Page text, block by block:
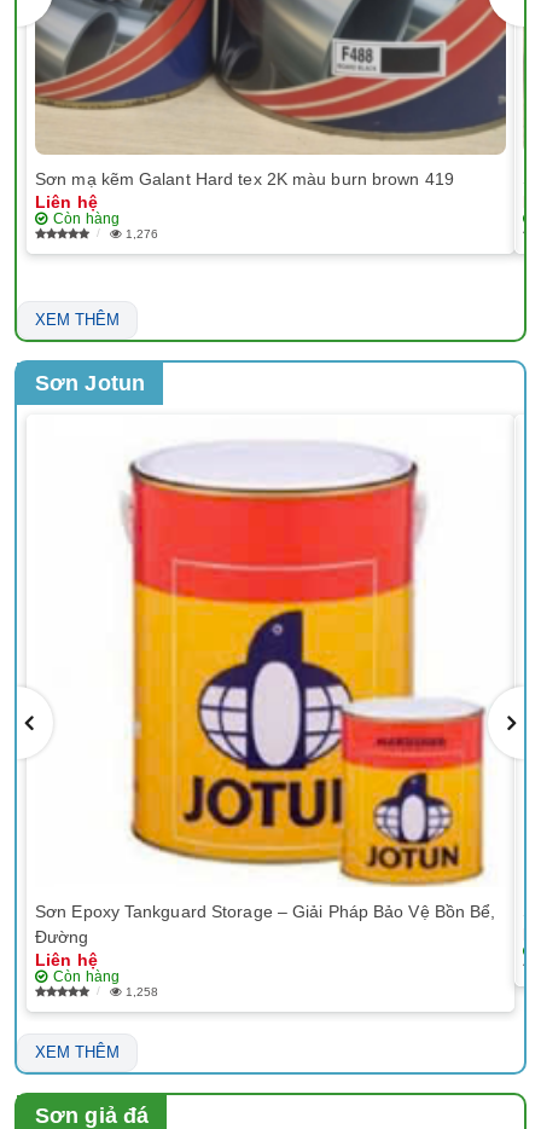
Sơn mạ kẽm Galant Hard tex 2K màu burn brown 419
Liên hệ
Còn hàng
1,276
XEM THÊM
Sơn Jotun
Sơn Epoxy Tankguard Storage – Giải Pháp Bảo Vệ Bồn Bể,
Đường
Liên hệ
Còn hàng
1,258
XEM THÊM
Sơn giả đá